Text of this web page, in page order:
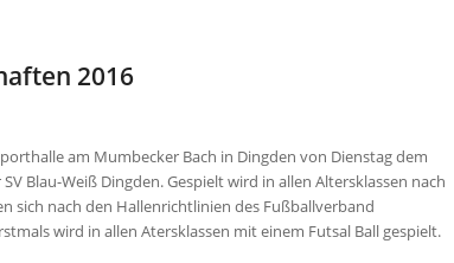
2016
am Mumbecker Bach in Dingden von Dienstag dem
Blau-Weiß Dingden. Gespielt wird in allen Altersklassen nach
sich nach den Hallenrichtlinien des Fußballverband
wird in allen Atersklassen mit einem Futsal Ball gespielt.